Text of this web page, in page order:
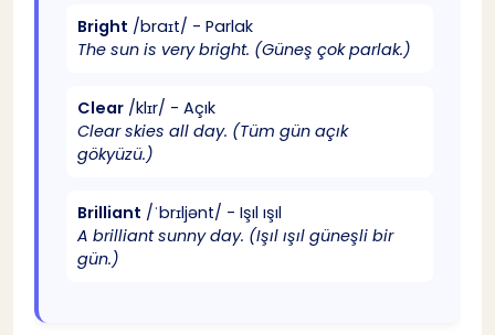
Winter İngilizce İfadeler
İngilizce Hava Durumu Diyalog Örnekleri
İngilizce Hava Durumu Soruları
Bright /braɪt/ - Parlak
The sun is very bright. (Güneş çok parlak.)
Clear /klɪr/ - Açık
Clear skies all day. (Tüm gün açık
gökyüzü.)
Brilliant /ˈbrɪljənt/ - Işıl ışıl
A brilliant sunny day. (Işıl ışıl güneşli bir
gün.)